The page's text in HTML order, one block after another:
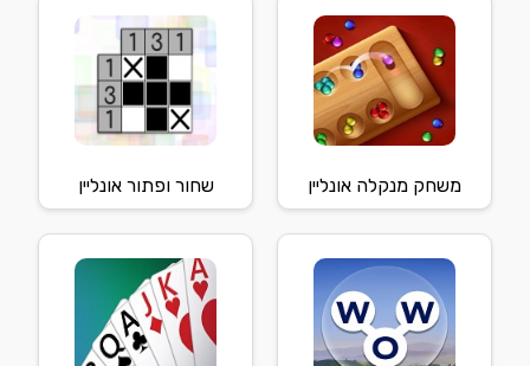
משחק מנקלה אונליין שחור ופתור אונליין